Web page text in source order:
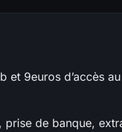
et 9euros d’accès
de banque,